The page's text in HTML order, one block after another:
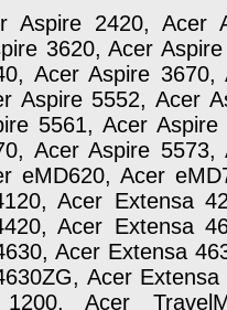
Aspire 2420, Acer
3620, Acer
Acer Aspire 3670,
Aspire 5552, Acer
5561, Acer
Acer Aspire 5573,
eMD620, Acer
Acer Extensa
Acer Extensa
Acer Extensa
Acer
Acer